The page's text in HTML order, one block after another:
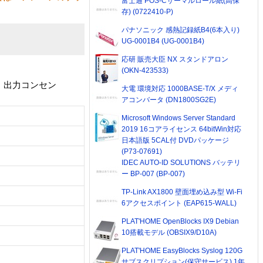
出力コンセン
存) (0722410-P)
パナソニック 感熱記録紙B4(6本入り)
UG-0001B4 (UG-0001B4)
応研 販売大臣 NX スタンドアロン
(OKN-423533)
大電 環境対応 1000BASE-T/X メディ
アコンバータ (DN1800SG2E)
Microsoft Windows Server Standard
2019 16コアライセンス 64bitWin対応
日本語版 5CAL付 DVDパッケージ
(P73-07691)
IDEC AUTO-ID SOLUTIONS バッテリ
ー BP-007 (BP-007)
TP-Link AX1800 壁面埋め込み型 Wi-Fi
6アクセスポイント (EAP615-WALL)
PLAT'HOME OpenBlocks IX9 Debian
10搭載モデル (OBSIX9/D10A)
PLAT'HOME EasyBlocks Syslog 120G